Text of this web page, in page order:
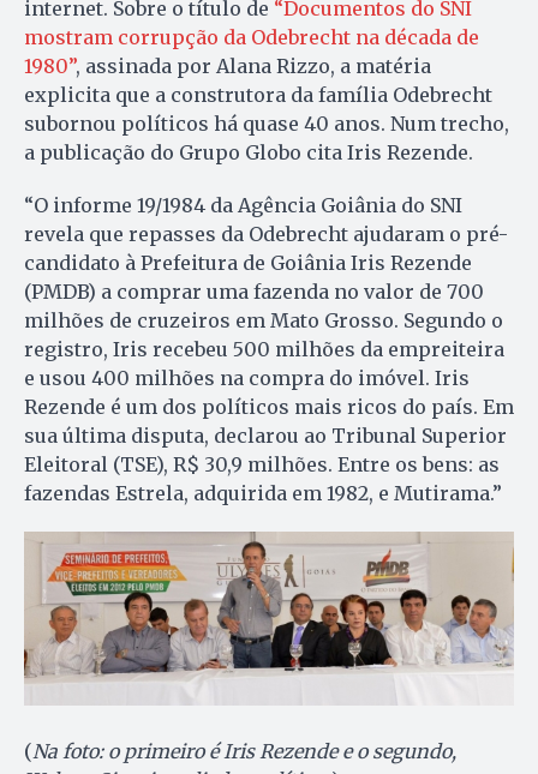
internet. Sobre o título de “Documentos do SNI
mostram corrupção da Odebrecht na década de
1980”, assinada por Alana Rizzo, a matéria
explicita que a construtora da família Odebrecht
subornou políticos há quase 40 anos. Num trecho,
a publicação do Grupo Globo cita Iris Rezende.
“O informe 19/1984 da Agência Goiânia do SNI
revela que repasses da Odebrecht ajudaram o pré-
candidato à Prefeitura de Goiânia Iris Rezende
(PMDB) a comprar uma fazenda no valor de 700
milhões de cruzeiros em Mato Grosso. Segundo o
registro, Iris recebeu 500 milhões da empreiteira
e usou 400 milhões na compra do imóvel. Iris
Rezende é um dos políticos mais ricos do país. Em
sua última disputa, declarou ao Tribunal Superior
Eleitoral (TSE), R$ 30,9 milhões. Entre os bens: as
fazendas Estrela, adquirida em 1982, e Mutirama.”
(Na foto: o primeiro é Iris Rezende e o segundo,